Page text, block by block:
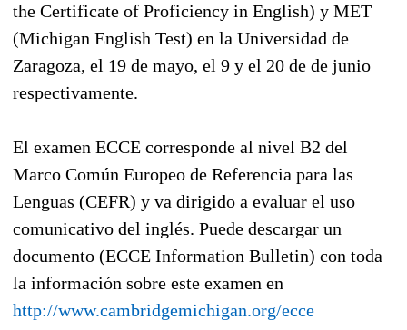
the Certificate of Proficiency in English) y MET
(Michigan English Test) en la Universidad de
Zaragoza, el 19 de mayo, el 9 y el 20 de de junio
respectivamente.
El examen ECCE corresponde al nivel B2 del
Marco Común Europeo de Referencia para las
Lenguas (CEFR) y va dirigido a evaluar el uso
comunicativo del inglés. Puede descargar un
documento (ECCE Information Bulletin) con toda
la información sobre este examen en
http://www.cambridgemichigan.org/ecce